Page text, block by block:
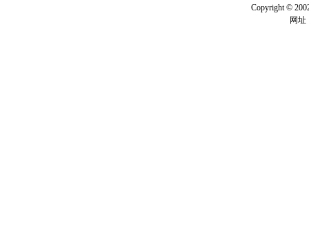
Copyright ©
网址